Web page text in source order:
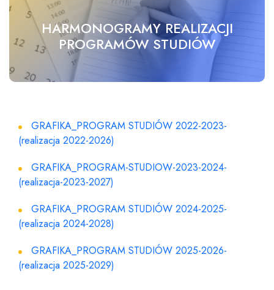
HARMONOGRAMY REALIZACJI
PROGRAMÓW STUDIÓW
GRAFIKA_PROGRAM STUDIÓW 2022-2023-
(realizacja 2022-2026)
GRAFIKA_PROGRAM-STUDIOW-2023-2024-
(realizacja-2023-2027)
GRAFIKA_PROGRAM STUDIÓW 2024-2025-
(realizacja 2024-2028)
GRAFIKA_PROGRAM STUDIÓW 2025-2026-
(realizacja 2025-2029)